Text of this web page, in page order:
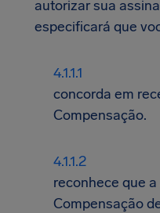
autorizar sua
especificará que
concorda em
Compensação.
reconhece que
Compensação